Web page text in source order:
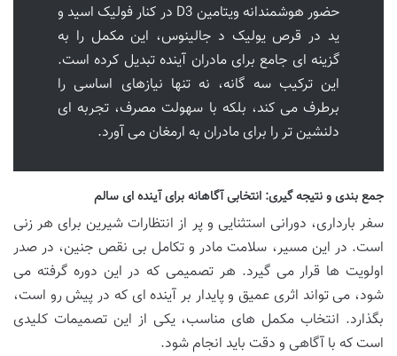
حضور هوشمندانه ویتامین D3 در کنار فولیک اسید و
ید در قرص یولیک د جالینوس، این مکمل را به
گزینه ای جامع برای مادران آینده تبدیل کرده است.
این ترکیب سه گانه، نه تنها نیازهای اساسی را
برطرف می کند، بلکه با سهولت مصرف، تجربه ای
دلنشین تر را برای مادران به ارمغان می آورد.
جمع بندی و نتیجه گیری: انتخابی آگاهانه برای آینده ای سالم
سفر بارداری، دورانی استثنایی و پر از انتظارات شیرین برای هر زنی
است. در این مسیر، سلامت مادر و تکامل بی نقص جنین، در صدر
اولویت ها قرار می گیرد. هر تصمیمی که در این دوره گرفته می
شود، می تواند اثری عمیق و پایدار بر آینده ای که در پیش رو است،
بگذارد. انتخاب مکمل های مناسب، یکی از این تصمیمات کلیدی
است که با آگاهی و دقت باید انجام شود.